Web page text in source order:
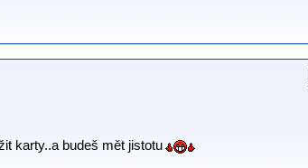
karty..a budeš mět jistotu